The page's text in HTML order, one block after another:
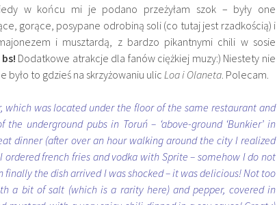
w końcu mi je podano przeżyłam szok – były one
gorące, posypane odrobiną soli (co tutaj jest rzadkością) i
i musztardą, z bardzo pikantnymi chili w sosie
bs! Dodatkowe atrakcje dla fanów ciężkiej muzy:) Niestety nie
było to gdzieś na skrzyżowaniu ulicLoa i Olaneta. Polecam.
was located under the floor of the same restaurant and
underground pubs in Toruń – ‘above-ground ‘Bunkier’ in
dinner (after over an hour walking around the city I realized
ordered french fries and vodka with Sprite – somehow I do not
finally the dish arrived I was shocked – it was delicious! Not too
a bit of salt (which is a rarity here) and pepper, covered in